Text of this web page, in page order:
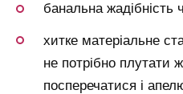
банальна жадібність
хитке матеріальне
не потрібно плутати
посперечатися і